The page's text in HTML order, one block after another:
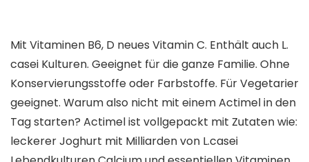
Mit Vitaminen B6, D neues Vitamin C. Enthält auch L.
casei Kulturen. Geeignet für die ganze Familie. Ohne
Konservierungsstoffe oder Farbstoffe. Für Vegetarier
geeignet. Warum also nicht mit einem Actimel in den
Tag starten? Actimel ist vollgepackt mit Zutaten wie:
leckerer Joghurt mit Milliarden von L.casei